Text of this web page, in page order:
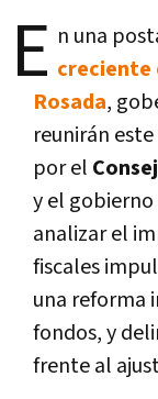
E n una
creciente
Rosada,
reunirán
por el
y el gobierno
analizar el
fiscales
una reforma
fondos, y
frente al